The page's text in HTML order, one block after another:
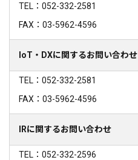
TEL：052-332-2581
FAX：03-5962-4596
IoT・DXに関するお問い合わせ
TEL：052-332-2581
FAX：03-5962-4596
IRに関するお問い合わせ
TEL：052-332-2596